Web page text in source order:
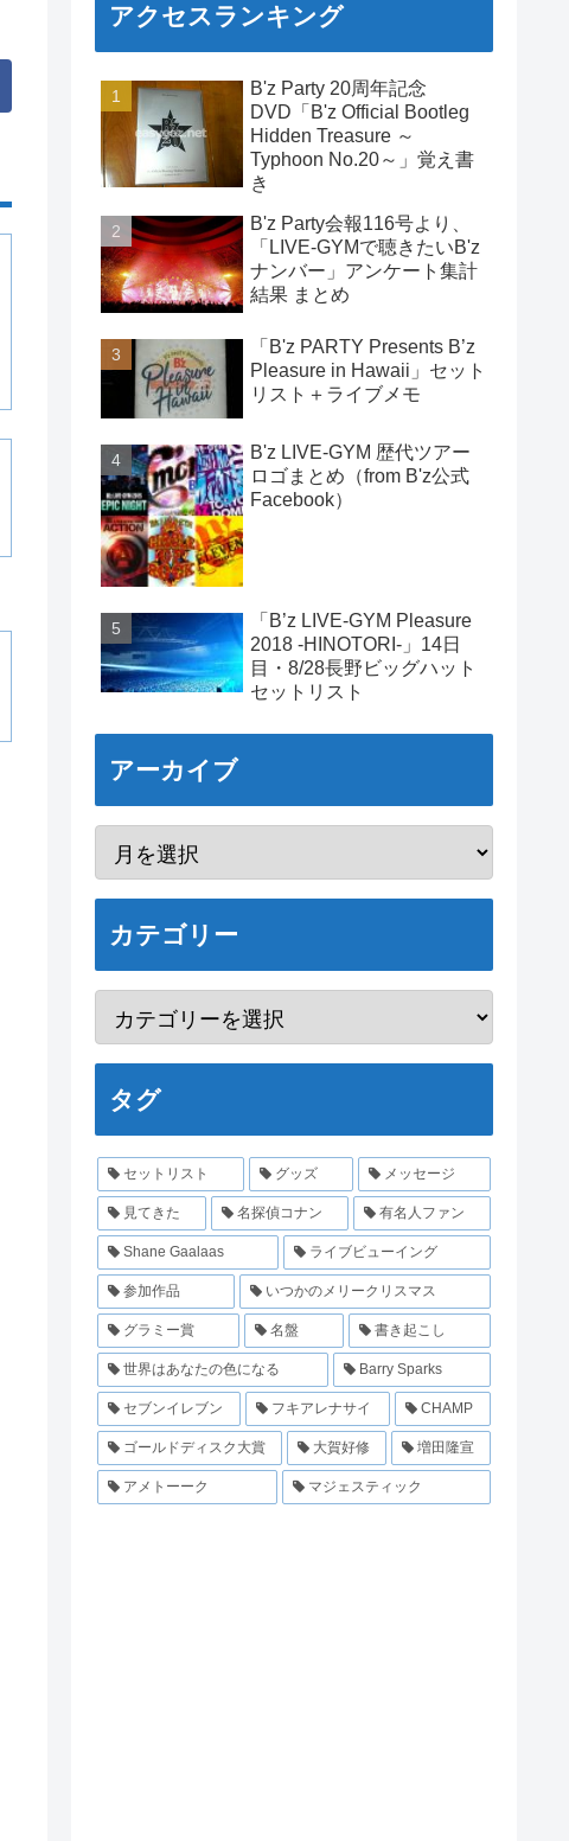
アクセスランキング
B'z Party 20周年記念
DVD「B'z Official Bootleg
Hidden Treasure ～
Typhoon No.20～」覚え書
き
B'z Party会報116号より、
「LIVE-GYMで聴きたいB'z
ナンバー」アンケート集計
結果 まとめ
「B'z PARTY Presents B’z
Pleasure in Hawaii」セット
リスト＋ライブメモ
B'z LIVE-GYM 歴代ツアー
ロゴまとめ（from B'z公式
Facebook）
「B’z LIVE-GYM Pleasure
2018 -HINOTORI-」14日
目・8/28長野ビッグハット
セットリスト
アーカイブ
カテゴリー
タグ
セットリスト グッズ メッセージ
見てきた 名探偵コナン 有名人ファン
Shane Gaalaas ライブビューイング
参加作品 いつかのメリークリスマス
グラミー賞 名盤 書き起こし
世界はあなたの色になる Barry Sparks
セブンイレブン フキアレナサイ CHAMP
ゴールドディスク大賞 大賀好修 増田隆宣
アメトーーク マジェスティック